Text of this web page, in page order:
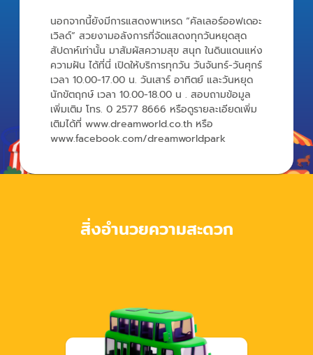
นอกจากนี้ยังมีการแสดงพาเหรด “คัลเลอร์ออฟเดอะ
เวิลด์” สวยงามอลังการที่จัดแสดงทุกวันหยุดสุด
สัปดาห์เท่านั้น มาสัมผัสความสุข สนุก ในดินแดนแห่ง
ความฝัน ได้ที่นี่ เปิดให้บริการทุกวัน วันจันทร์-วันศุกร์
เวลา 10.00-17.00 น. วันเสาร์ อาทิตย์ และวันหยุด
นักขัตฤกษ์ เวลา 10.00-18.00 น . สอบถามข้อมูล
เพิ่มเติม โทร. 0 2577 8666 หรือดูรายละเอียดเพิ่ม
เติมได้ที่ www.dreamworld.co.th หรือ
สิ่งอำนวยความสะดวก